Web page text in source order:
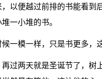
以便越过前排的书能看
一小堆的书。
一模一样，只是书更多，
过两天就是圣诞节了，树